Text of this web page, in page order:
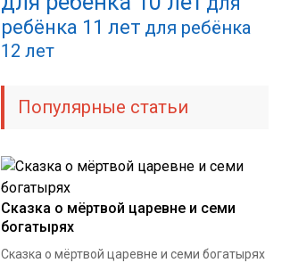
ребёнка 11 лет для ребёнка
12 лет
Популярные статьи
Сказка о мёртвой царевне и семи
богатырях
Сказка о мёртвой царевне и семи богатырях